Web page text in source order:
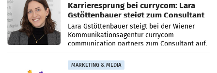
Karrieresprung bei currycom: Lara
Gstöttenbauer steigt zum Consultant
auf
Lara Gstöttenbauer steigt bei der Wiener
Kommunikationsagentur currycom
communication partners zum Consultant auf.
Die 27-jährige Beraterin betreut Kundinnen
und Kunden in den Bereichen
MARKETING & MEDIA